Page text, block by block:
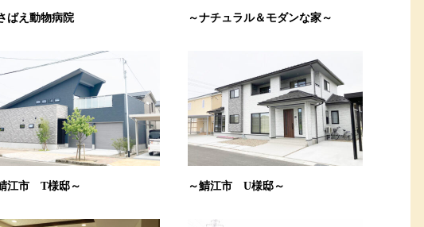
ばえ動物病院 ～ナチュラル＆モダンな家～
江市 T様邸～ ～鯖江市 U様邸～